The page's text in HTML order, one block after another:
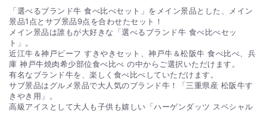
景品パネルはA3サイズとA4の景品パネルをご用意しておりま
す。 商品画像に「パネル付」の表記がある商品が対象となりま
す。
「選べるブランド牛 食べ比べセット」をメイン景品とした、メイン
景品1点とサブ景品9点を合わせたセット！
メイン景品は誰もが大好きな「選べるブランド牛 食べ比べセッ
ト」。
近江牛＆神戸ビーフ すきやきセット、神戸牛＆松阪牛 食べ比べ、兵
庫 神戸牛焼肉希少部位食べ比べ の中からご選択いただけます。
有名なブランド牛を、楽しく食べ比べしていただけます。
サブ景品はグルメ景品で大人気のブランド牛！「三重県産 松阪牛す
きやき用」。
高級アイスとして大人も子供も嬉しい「ハーゲンダッツ スペシャル